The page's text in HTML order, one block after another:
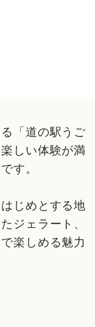
「道の駅うご
しい体験が満
す。
じめとする地
ジェラート、
楽しめる魅力